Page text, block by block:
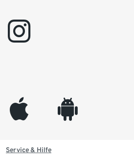
instagram
appleinc android
Service & Hilfe